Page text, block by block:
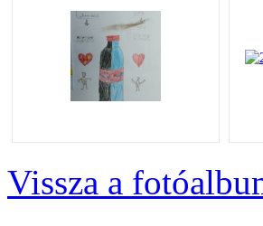
Vissza a